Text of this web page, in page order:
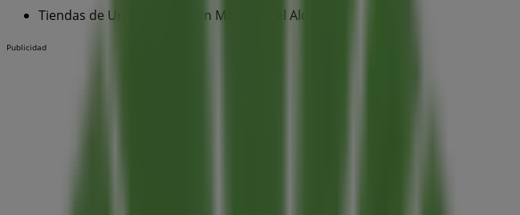
Tiendas de Unicaja Banco en Mairena del Alcor
Publicidad